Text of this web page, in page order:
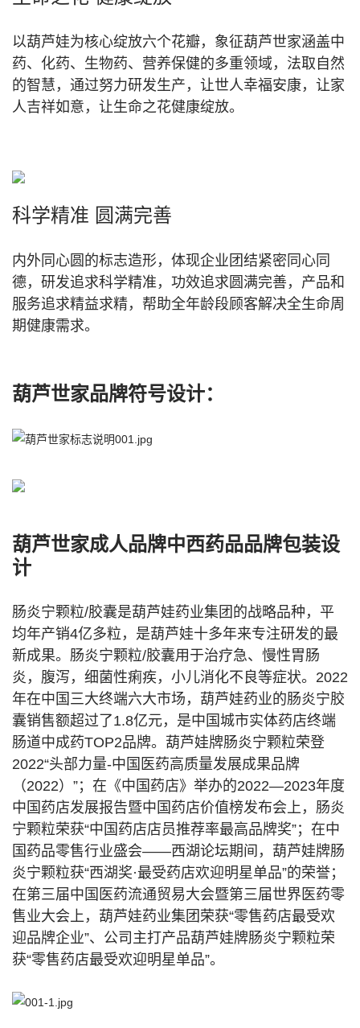
以葫芦娃为核心绽放六个花瓣，象征葫芦世家涵盖中
药、化药、生物药、营养保健的多重领域，法取自然
的智慧，通过努力研发生产，让世人幸福安康，让家
人吉祥如意，让生命之花健康绽放。
科学精准 圆满完善
内外同心圆的标志造形，体现企业团结紧密同心同
德，研发追求科学精准，功效追求圆满完善，产品和
服务追求精益求精，帮助全年龄段顾客解决全生命周
期健康需求。
葫芦世家品牌符号设计：
葫芦世家成人品牌中西药品品牌包装设
计
肠炎宁颗粒/胶囊是葫芦娃药业集团的战略品种，平
均年产销4亿多粒，是葫芦娃十多年来专注研发的最
新成果。 肠炎宁颗粒/胶囊用于治疗急、慢性胃肠
炎，腹泻，细菌性痢疾，小儿消化不良等症状。2022
年在中国三大终端六大市场，葫芦娃药业的肠炎宁胶
囊销售额超过了1.8亿元，是中国城市实体药店终端
肠道中成药TOP2品牌。葫芦娃牌肠炎宁颗粒荣登
2022“头部力量-中国医药高质量发展成果品牌
（2022）”；在《中国药店》举办的2022—2023年度
中国药店发展报告暨中国药店价值榜发布会上，肠炎
宁颗粒荣获“中国药店店员推荐率最高品牌奖”；在中
国药品零售行业盛会——西湖论坛期间，葫芦娃牌肠
炎宁颗粒获“西湖奖·最受药店欢迎明星单品”的荣誉；
在第三届中国医药流通贸易大会暨第三届世界医药零
售业大会上，葫芦娃药业集团荣获“零售药店最受欢
迎品牌企业”、公司主打产品葫芦娃牌肠炎宁颗粒荣
获“零售药店最受欢迎明星单品”。